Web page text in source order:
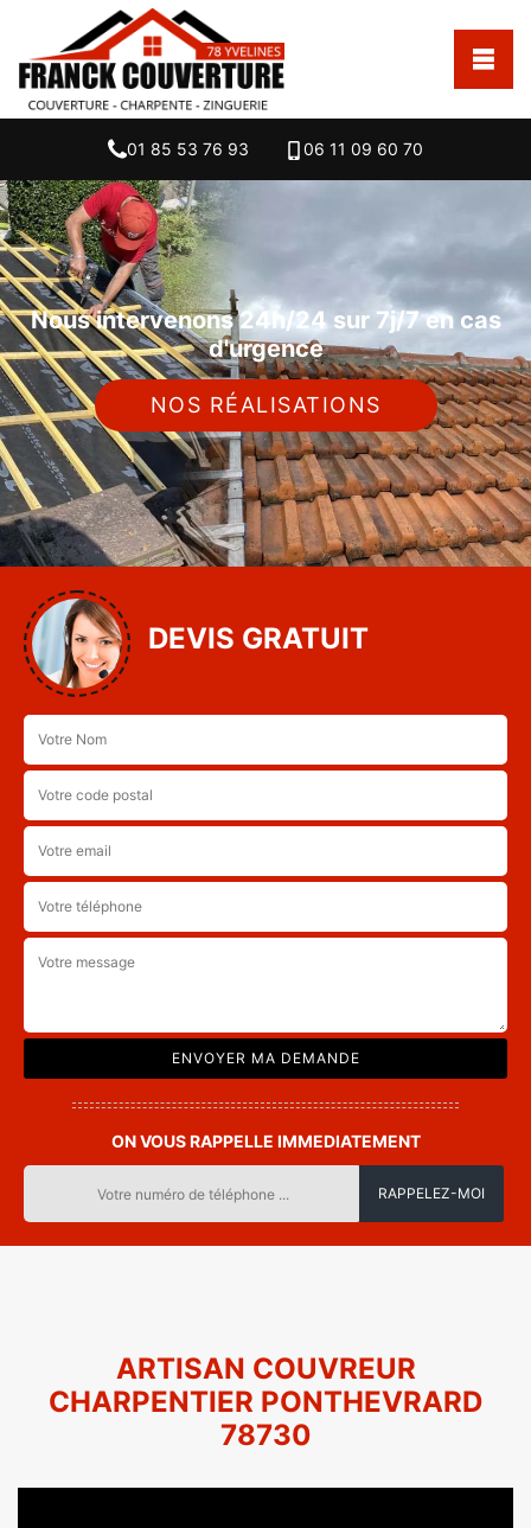
01 85 53 76 93 06 11 09 60 70
Nous intervenons 24h/24 sur 7j/7 en cas
d'urgence
NOS RÉALISATIONS
DEVIS GRATUIT
ON VOUS RAPPELLE IMMEDIATEMENT
ARTISAN COUVREUR
CHARPENTIER PONTHEVRARD
78730